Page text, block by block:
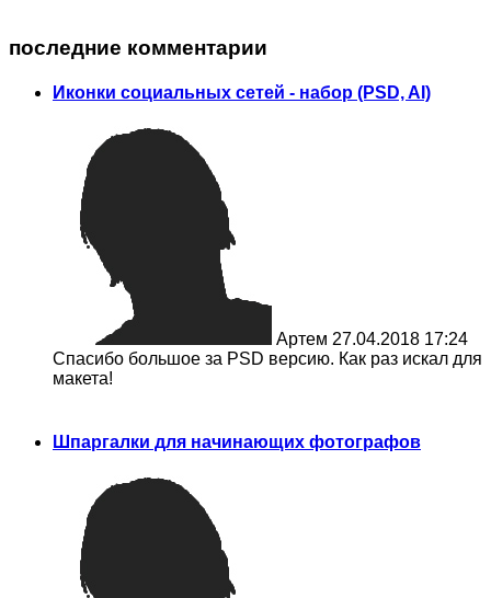
последние комментарии
Иконки социальных сетей - набор (PSD, AI)
Артем 27.04.2018 17:24
Спасибо большое за PSD версию. Как раз искал для
макета!
Шпаргалки для начинающих фотографов